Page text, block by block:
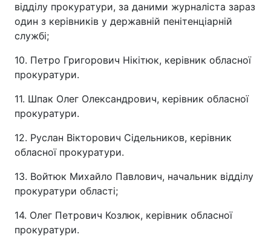
відділу прокуратури, за даними журналіста зараз
один з керівників у державній пенітенціарній
службі;
10. Петро Григорович Нікітюк, керівник обласної
прокуратури.
11. Шпак Олег Олександрович, керівник обласної
прокуратури.
12. Руслан Вікторович Сідельников, керівник
обласної прокуратури.
13. Войтюк Михайло Павлович, начальник відділу
прокуратури області;
14. Олег Петрович Козлюк, керівник обласної
прокуратури.